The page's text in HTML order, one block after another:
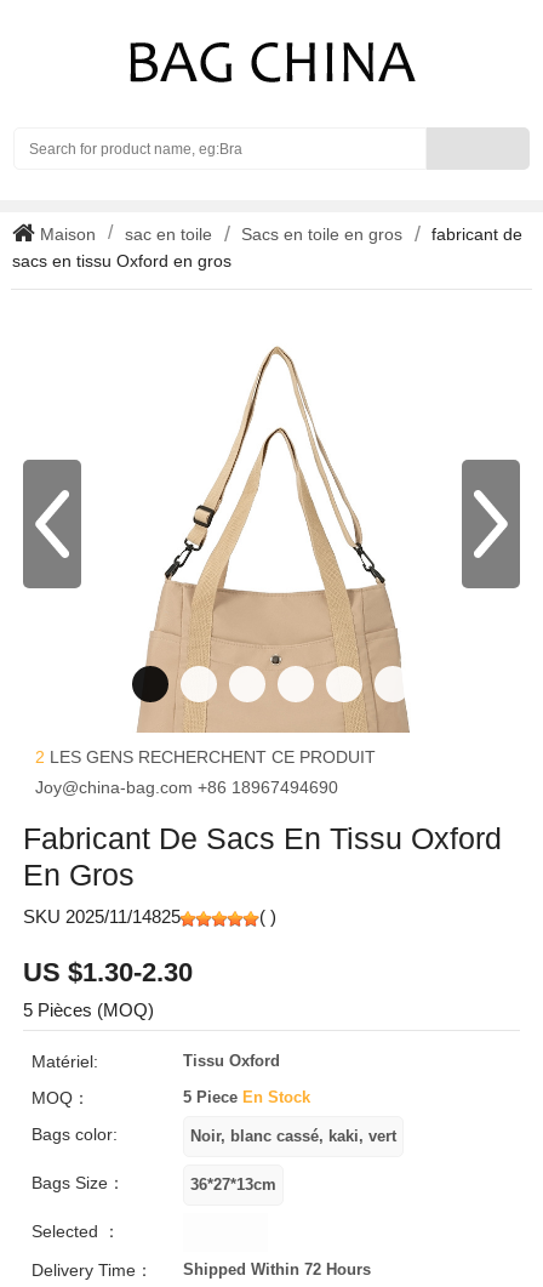
Maison sac en toile Sacs en toile en gros
fabricant de
sacs en tissu Oxford en gros
2 LES GENS RECHERCHENT CE PRODUIT
Joy@china-bag.com +86 18967494690
Fabricant De Sacs En Tissu Oxford
En Gros
SKU 2025/11/14825 ( )
US $1.30-2.30
5 Pièces (MOQ)
Matériel: Tissu Oxford
MOQ： 5 Piece En Stock
Bags color:
Bags Size：
Selected ：
Delivery Time：
Shipped Within 72 Hours